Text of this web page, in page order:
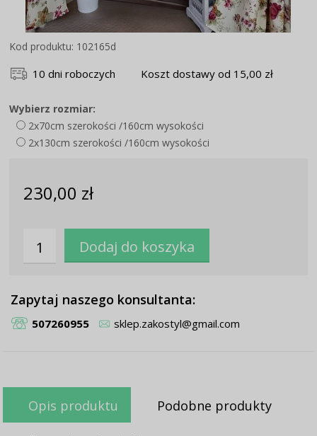
Kod produktu: 102165d
10 dni roboczych Koszt dostawy od 15,00 zł
Wybierz rozmiar:
2x70cm szerokości /160cm wysokości
2x130cm szerokości /160cm wysokości
230,00 zł
Zapytaj naszego konsultanta:
507260955 sklep.zakostyl@gmail.com
Opis produktu Podobne produkty